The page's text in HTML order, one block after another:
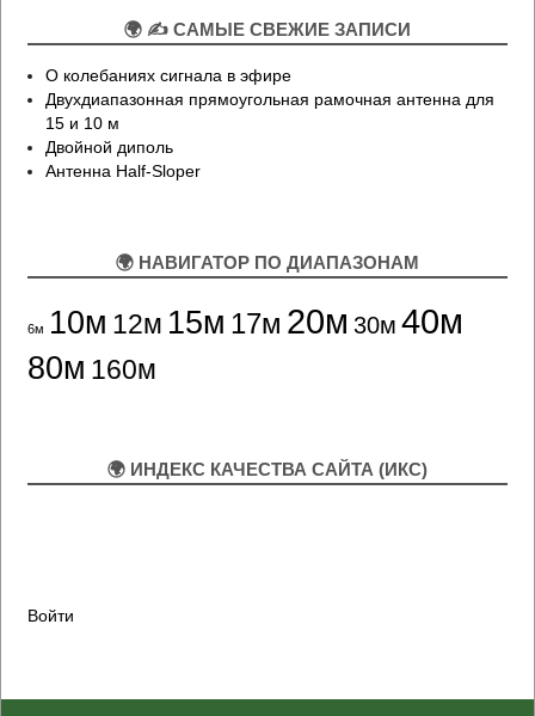
🌍 ✍ САМЫЕ СВЕЖИЕ ЗАПИСИ
О колебаниях сигнала в эфире
Двухдиапазонная прямоугольная рамочная антенна для
15 и 10 м
Двойной диполь
Антенна Half-Sloper
🌍 НАВИГАТОР ПО ДИАПАЗОНАМ
6м 10м 12м 15м 17м 20м 30м 40м
80м 160м
🌍 ИНДЕКС КАЧЕСТВА САЙТА (ИКС)
Войти